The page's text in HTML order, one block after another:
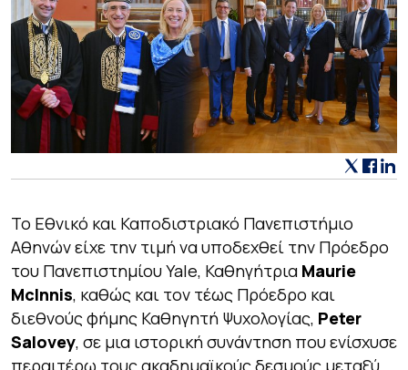
Το Εθνικό και Καποδιστριακό Πανεπιστήμιο
Αθηνών είχε την τιμή να υποδεχθεί την Πρόεδρο
του Πανεπιστημίου Yale, Καθηγήτρια Maurie
McInnis, καθώς και τον τέως Πρόεδρο και
διεθνούς φήμης Καθηγητή Ψυχολογίας, Peter
Salovey, σε μια ιστορική συνάντηση που ενίσχυσε
περαιτέρω τους ακαδημαϊκούς δεσμούς μεταξύ